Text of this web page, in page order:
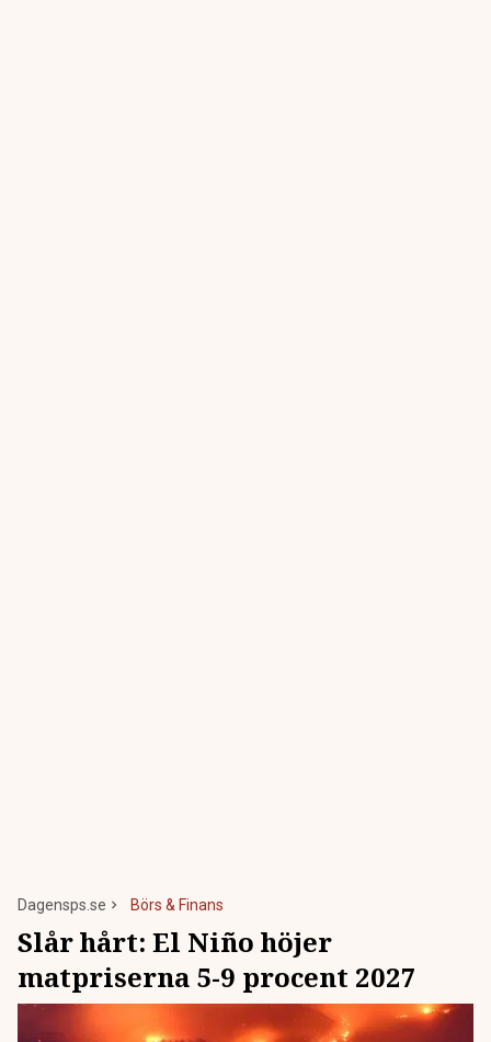
Dagensps.se Börs & Finans
Slår hårt: El Niño höjer
matpriserna 5-9 procent 2027